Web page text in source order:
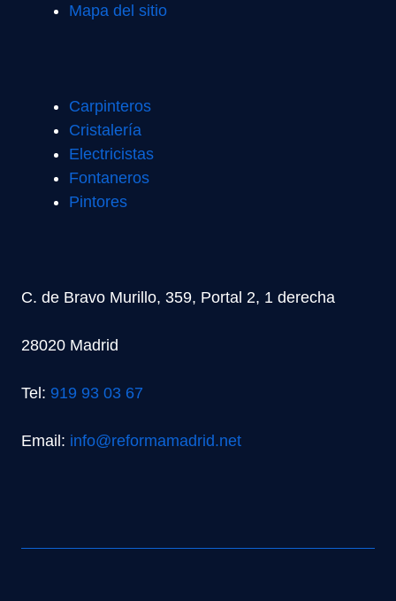
Mapa del sitio
Carpinteros
Cristalería
Electricistas
Fontaneros
Pintores
C. de Bravo Murillo, 359, Portal 2, 1 derecha
28020 Madrid
Tel: 919 93 03 67
Email: info@reformamadrid.net